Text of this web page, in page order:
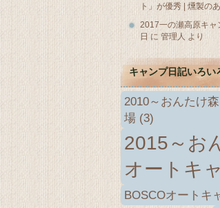
ト」が優秀 | 燻製の
2017一の瀬高原キ
日 に 管理人 より
キャンプ日記いろい
2010～おんたけ
場 (3)
2015～お
オートキ
BOSCOオートキ